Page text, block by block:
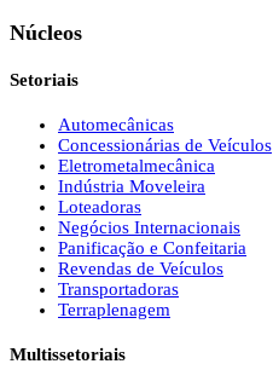
Núcleos
Setoriais
Automecânicas
Concessionárias de Veículos
Eletrometalmecânica
Indústria Moveleira
Loteadoras
Negócios Internacionais
Panificação e Confeitaria
Revendas de Veículos
Transportadoras
Terraplenagem
Multissetoriais